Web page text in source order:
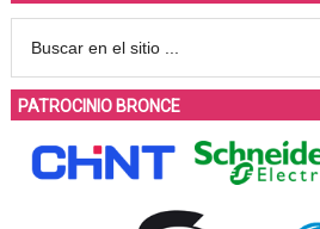
PATROCINIO BRONCE